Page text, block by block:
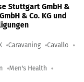
Stuttgart GmbH &
& Co. KG und
Caravaning Cavallo
Men's Health